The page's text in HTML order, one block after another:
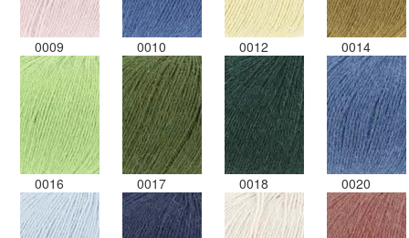
0009 0010 0012 0014
0016 0017 0018 0020